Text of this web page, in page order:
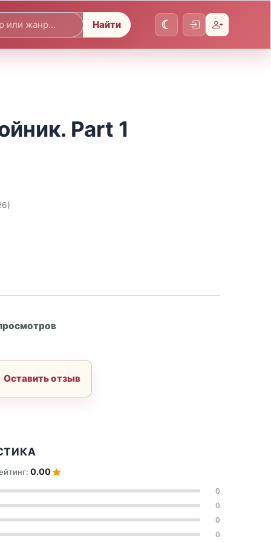
Найти
Part 1
Оставить отзыв
0.00
0
0
0
0